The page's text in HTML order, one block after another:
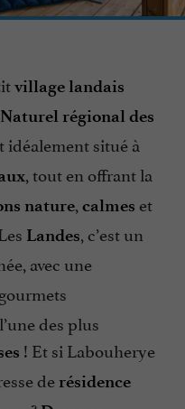
village landais
régional des
idéalement situé à
, tout en offrant la
nature, calmes et
Landes, c’est un
avec une
des plus
! Et si Labouherye
de résidence